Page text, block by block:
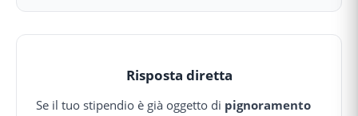
Risposta diretta
Se il tuo stipendio è già oggetto di pignoramento